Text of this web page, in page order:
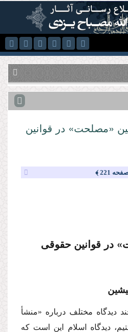
«مصلحت» در قوانین
221 ﴾
در قوانین حقوقى
دیدگاه مختلف درباره «منشأ
دیدگاه اسلام این است كه